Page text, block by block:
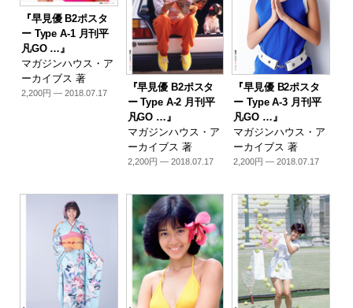
『早見優 B2ポスタ
ー Type A-1 月刊平
凡GO …』
マガジンハウス・ア
ーカイブス 著
2,200円 — 2018.07.17
『早見優 B2ポスタ
ー Type A-2 月刊平
凡GO …』
マガジンハウス・ア
ーカイブス 著
2,200円 — 2018.07.17
『早見優 B2ポスタ
ー Type A-3 月刊平
凡GO …』
マガジンハウス・ア
ーカイブス 著
2,200円 — 2018.07.17